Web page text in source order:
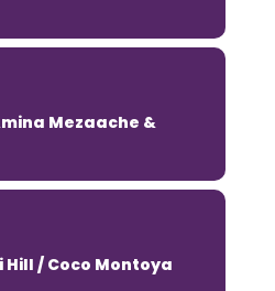
Mezaache &
Hill / Coco Montoya